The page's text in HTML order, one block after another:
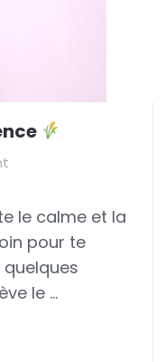
temps
de
l’immanence
le calme et la
pour te
le …